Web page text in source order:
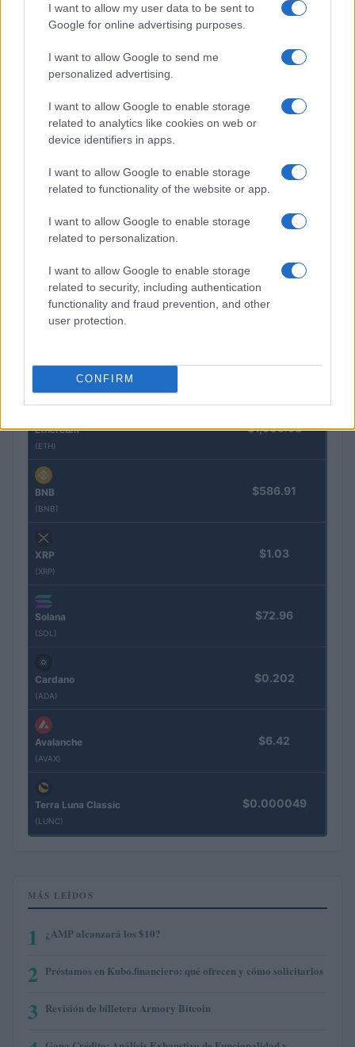
I want to allow my user data to be sent to
Google for online advertising purposes.
I want to allow Google to send me
personalized advertising.
I want to allow Google to enable storage
related to analytics like cookies on web or
device identifiers in apps.
I want to allow Google to enable storage
related to functionality of the website or app.
I want to allow Google to enable storage
related to personalization.
I want to allow Google to enable storage
related to security, including authentication
functionality and fraud prevention, and other
user protection.
CONFIRM
Cómo gestionar tus finanzas con el método 50/30/20 y más
Marta Ruiz · 7 Ago 2026
COTIZACIONES CRYPTO
Nombre
Bitcoin $64,360.00
Ethereum
(ETH)
$1,903.98
BNB
(BNB)
$586.91
XRP
(XRP)
$1.03
Solana
(SOL)
$72.96
Cardano
(ADA)
$0.202
Avalanche
(AVAX)
$6.42
Terra Luna Classic
(LUNC)
$0.000049
MÁS LEÍDOS
1 ¿AMP alcanzará los $10?
2 Préstamos en Kubo.financiero: qué ofrecen y cómo solicitarlos
3 Revisión de billetera Armory Bitcoin